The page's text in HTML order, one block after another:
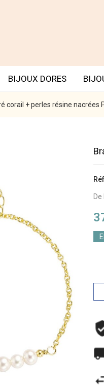
BIJOUX DORES
corail + perles résine nacrées